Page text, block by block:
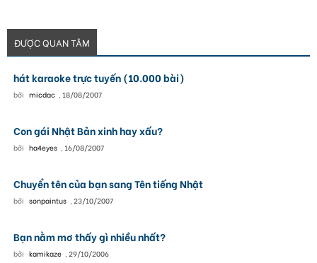
ĐƯỢC QUAN TÂM
hát karaoke trực tuyến (10.000 bài)
bởi micdac , 18/08/2007
Con gái Nhật Bản xinh hay xấu?
bởi ha4eyes , 16/08/2007
Chuyển tên của bạn sang Tên tiếng Nhật
bởi sonpaintus , 23/10/2007
Bạn nằm mơ thấy gì nhiều nhất?
bởi kamikaze , 29/10/2006